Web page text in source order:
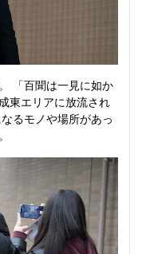
「百聞は一見に如か
東エリアに放流され
るモノや場所があっ